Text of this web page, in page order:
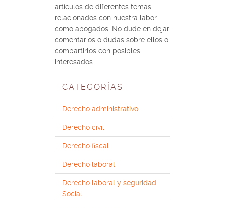
artículos de diferentes temas
relacionados con nuestra labor
como abogados. No dude en dejar
comentarios o dudas sobre ellos o
compartirlos con posibles
interesados.
CATEGORÍAS
Derecho administrativo
Derecho civil
Derecho fiscal
Derecho laboral
Derecho laboral y seguridad
Social